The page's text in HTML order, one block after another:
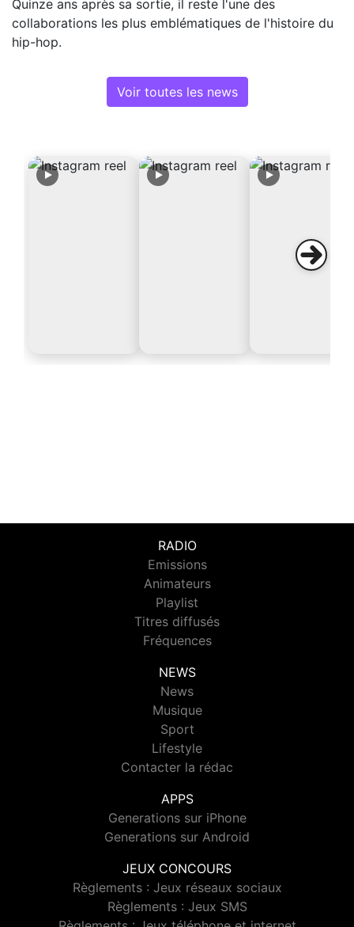
Quinze ans après sa sortie, il reste l'une des
collaborations les plus emblématiques de l'histoire du
hip-hop.
Voir toutes les news
RADIO
Emissions
Animateurs
Playlist
Titres diffusés
Fréquences
NEWS
News
Musique
Sport
Lifestyle
Contacter la rédac
APPS
Generations sur iPhone
Generations sur Android
JEUX CONCOURS
Règlements : Jeux réseaux sociaux
Règlements : Jeux SMS